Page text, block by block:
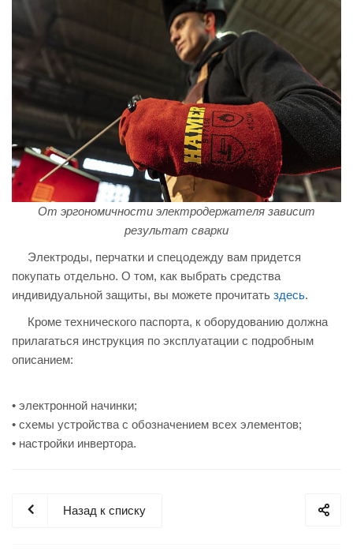
От эргономичности электродержателя зависит
результат сварки
Электроды, перчатки и спецодежду вам придется
покупать отдельно. О том, как выбрать средства
индивидуальной защиты, вы можете прочитать здесь.
Кроме технического паспорта, к оборудованию должна
прилагаться инструкция по эксплуатации с подробным
описанием:
• электронной начинки;
• схемы устройства с обозначением всех элементов;
• настройки инвертора.
Назад к списку